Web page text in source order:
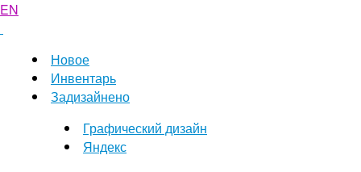
EN
Новое
Инвентарь
Задизайнено
Графический дизайн
Яндекс